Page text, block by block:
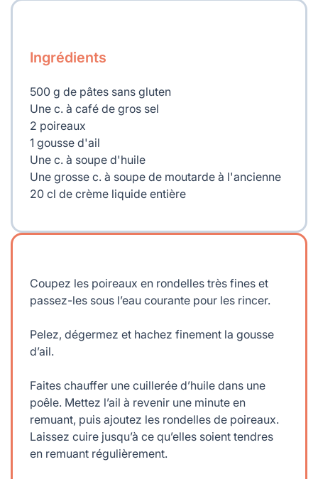
Ingrédients
500 g de pâtes sans gluten
Une c. à café de gros sel
2 poireaux
1 gousse d'ail
Une c. à soupe d'huile
Une grosse c. à soupe de moutarde à l'ancienne
20 cl de crème liquide entière
Coupez les poireaux en rondelles très fines et
passez-les sous l’eau courante pour les rincer.
Pelez, dégermez et hachez finement la gousse
d’ail.
Faites chauffer une cuillerée d’huile dans une
poêle. Mettez l’ail à revenir une minute en
remuant, puis ajoutez les rondelles de poireaux.
Laissez cuire jusqu’à ce qu’elles soient tendres
en remuant régulièrement.